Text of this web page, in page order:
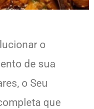
o
de sua
o Seu
que